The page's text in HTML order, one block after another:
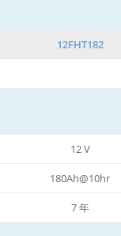
12FHT182
12 V
180Ah@10hr
7 年